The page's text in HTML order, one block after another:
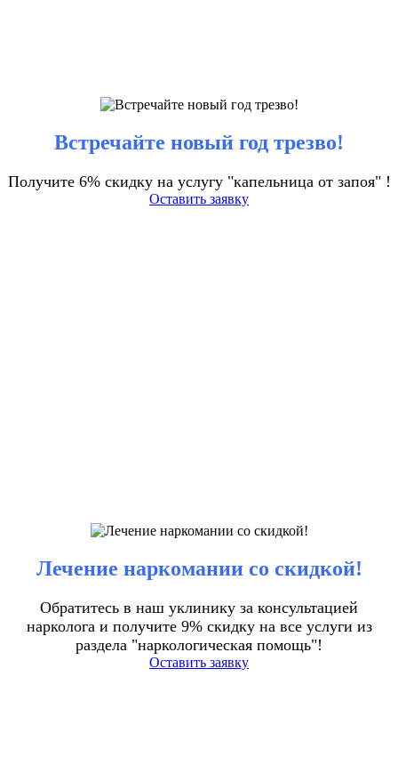
Встречайте новый год трезво!
Получите 6% скидку на услугу "капельница от запоя" !
Оставить заявку
Лечение наркомании со скидкой!
Обратитесь в наш уклинику за консультацией
нарколога и получите 9% скидку на все услуги из
раздела "наркологическая помощь"!
Оставить заявку